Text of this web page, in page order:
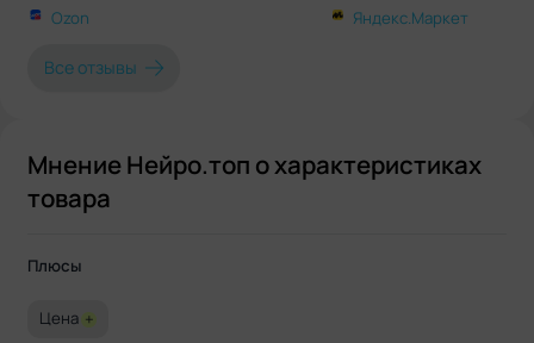
Ozon Яндекс.Маркет
Все отзывы
Мнение Нейро.топ о характеристиках
товара
Плюсы
Цена +